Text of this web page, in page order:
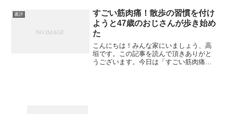
想を書いてみたいと思います。あなたの
人柄を本当に変える、自尊...
書評
すごい筋肉痛！散歩の習慣を付け
ようと47歳のおじさんが歩き始め
た
こんにちは！みんな家にいましょう、高
垣です。この記事を読んで頂きありがと
うございます。今日は「すごい筋肉痛！